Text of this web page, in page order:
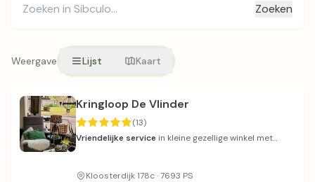
Zoeken
Weergave Lijst Kaart
Kringloop De Vlinder
(13)
Vriendelijke service in kleine gezellige winkel met
Kloosterdijk 178c · 7693 PS